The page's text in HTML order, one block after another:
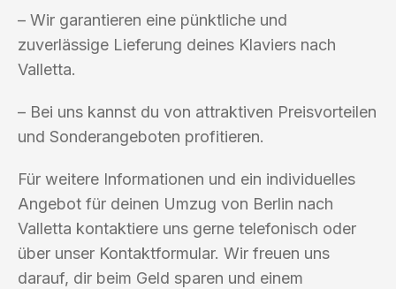
– Wir garantieren eine pünktliche und
zuverlässige Lieferung deines Klaviers nach
Valletta.
– Bei uns kannst du von attraktiven Preisvorteilen
und Sonderangeboten profitieren.
Für weitere Informationen und ein individuelles
Angebot für deinen Umzug von Berlin nach
Valletta kontaktiere uns gerne telefonisch oder
über unser Kontaktformular. Wir freuen uns
darauf, dir beim Geld sparen und einem